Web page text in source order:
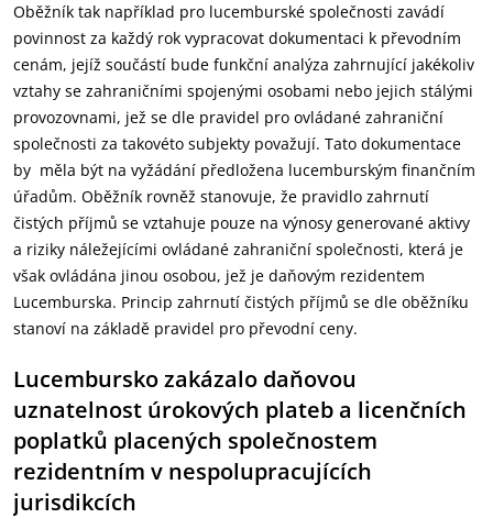
Oběžník tak například pro lucemburské společnosti zavádí
povinnost za každý rok vypracovat dokumentaci k převodním
cenám, jejíž součástí bude funkční analýza zahrnující jakékoliv
vztahy se zahraničními spojenými osobami nebo jejich stálými
provozovnami, jež se dle pravidel pro ovládané zahraniční
společnosti za takovéto subjekty považují. Tato dokumentace
by měla být na vyžádání předložena lucemburským finančním
úřadům. Oběžník rovněž stanovuje, že pravidlo zahrnutí
čistých příjmů se vztahuje pouze na výnosy generované aktivy
a riziky náležejícími ovládané zahraniční společnosti, která je
však ovládána jinou osobou, jež je daňovým rezidentem
Lucemburska. Princip zahrnutí čistých příjmů se dle oběžníku
stanoví na základě pravidel pro převodní ceny.
Lucembursko zakázalo daňovou
uznatelnost úrokových plateb a licenčních
poplatků placených společnostem
rezidentním v nespolupracujících
jurisdikcích